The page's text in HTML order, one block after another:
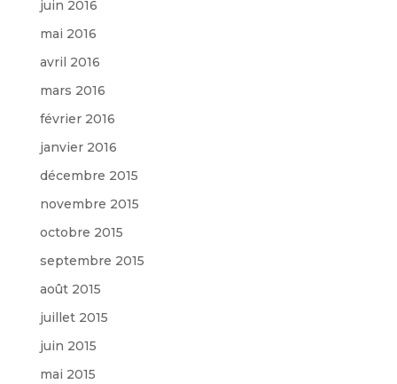
juin 2016
mai 2016
avril 2016
mars 2016
février 2016
janvier 2016
décembre 2015
novembre 2015
octobre 2015
septembre 2015
août 2015
juillet 2015
juin 2015
mai 2015